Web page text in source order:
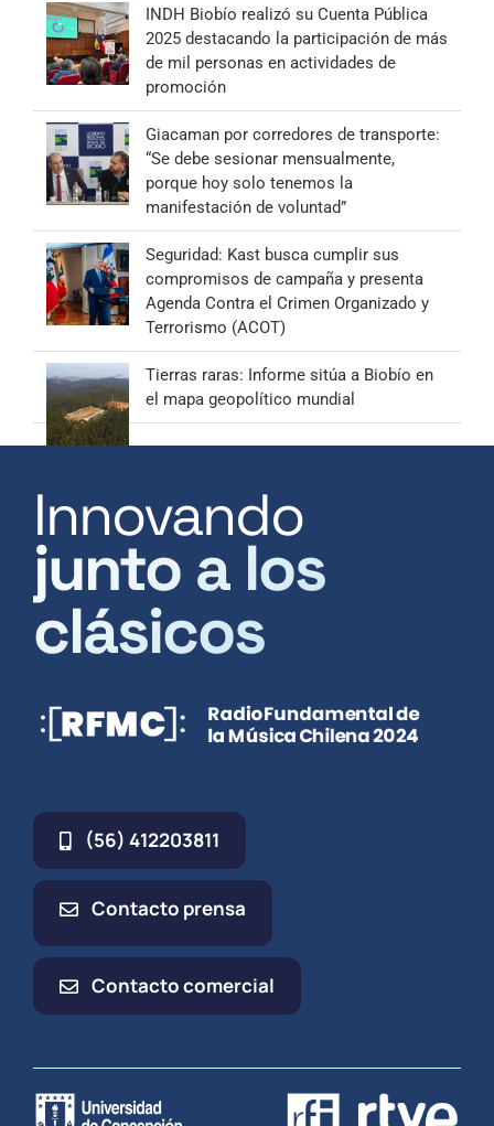
INDH Biobío realizó su Cuenta Pública
2025 destacando la participación de más
de mil personas en actividades de
promoción
Giacaman por corredores de transporte:
“Se debe sesionar mensualmente,
porque hoy solo tenemos la
manifestación de voluntad”
Seguridad: Kast busca cumplir sus
compromisos de campaña y presenta
Agenda Contra el Crimen Organizado y
Terrorismo (ACOT)
Tierras raras: Informe sitúa a Biobío en
el mapa geopolítico mundial
Innovando
junto a los
clásicos
(56) 412203811
Contacto prensa
Contacto comercial